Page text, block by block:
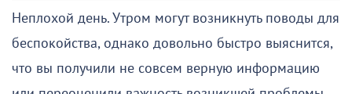
Неплохой день. Утром могут возникнуть поводы для
беспокойства, однако довольно быстро выяснится,
что вы получили не совсем верную информацию